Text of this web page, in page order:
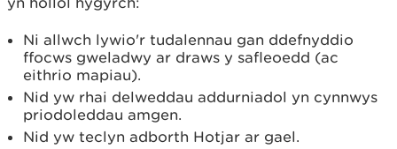
Ni allwch lywio'r tudalennau gan ddefnyddio
ffocws gweladwy ar draws y safleoedd (ac
eithrio mapiau).
Nid yw rhai delweddau addurniadol yn cynnwys
priodoleddau amgen.
Nid yw teclyn adborth Hotjar ar gael.